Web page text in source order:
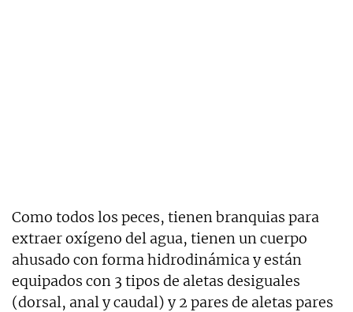
Como todos los peces, tienen branquias para
extraer oxígeno del agua, tienen un cuerpo
ahusado con forma hidrodinámica y están
equipados con 3 tipos de aletas desiguales
(dorsal, anal y caudal) y 2 pares de aletas pares